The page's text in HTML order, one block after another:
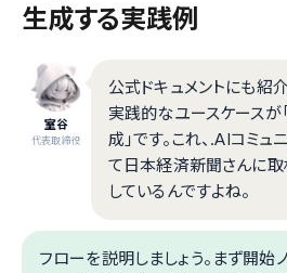
生成する実践例
室谷
代表取締役
公式ドキュメントにも紹
実践的なユースケース
成」です。これ、.AIコミ
て日本経済新聞さんに
しているんですよね。
フローを説明しましょう。まず開始